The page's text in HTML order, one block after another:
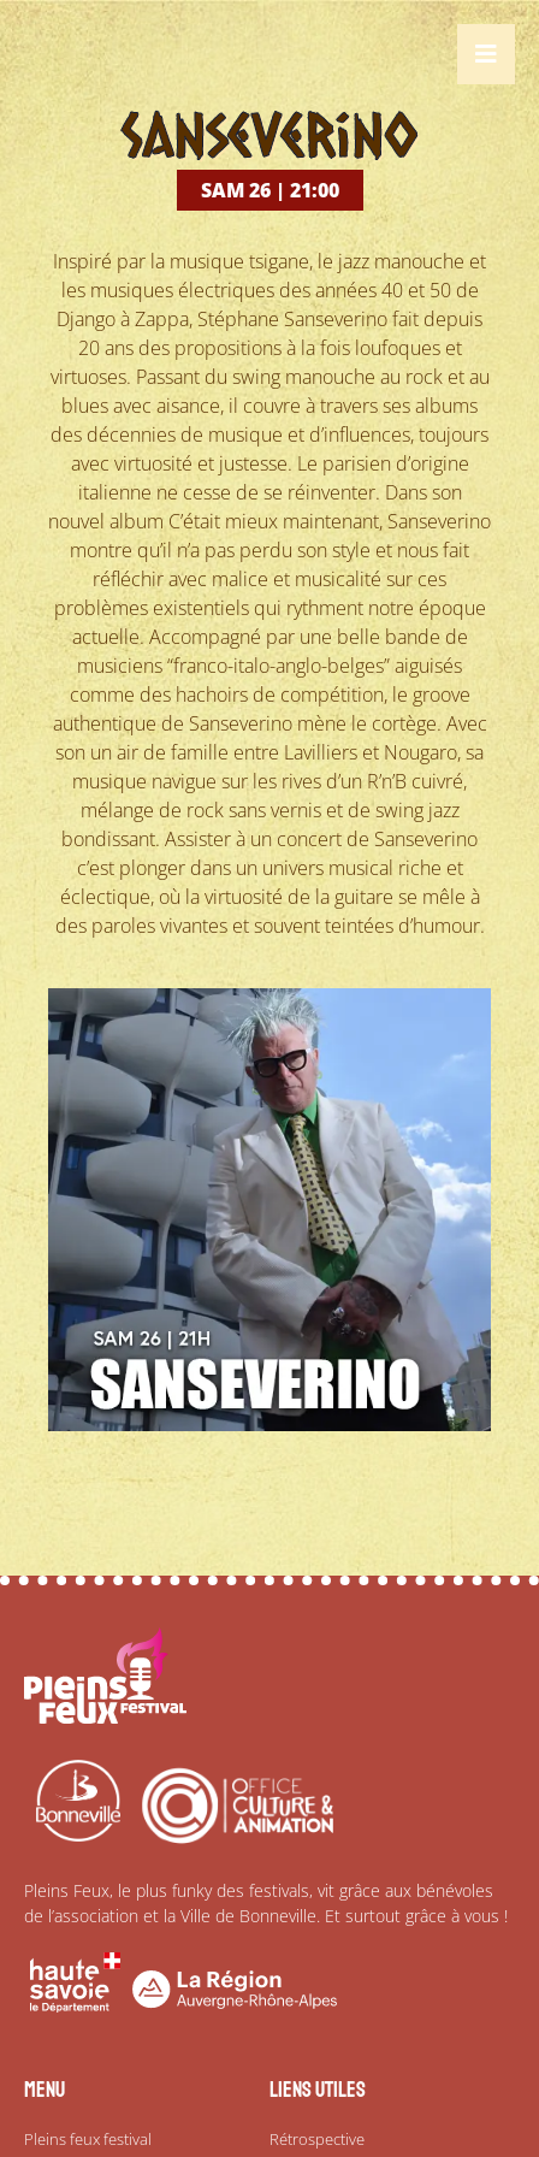
Sanseverino
SAM 26 | 21:00
Inspiré par la musique tsigane, le jazz manouche et
les musiques électriques des années 40 et 50 de
Django à Zappa, Stéphane Sanseverino fait depuis
20 ans des propositions à la fois loufoques et
virtuoses. Passant du swing manouche au rock et au
blues avec aisance, il couvre à travers ses albums
des décennies de musique et d’influences, toujours
avec virtuosité et justesse. Le parisien d’origine
italienne ne cesse de se réinventer. Dans son
nouvel album C’était mieux maintenant, Sanseverino
montre qu’il n’a pas perdu son style et nous fait
réfléchir avec malice et musicalité sur ces
problèmes existentiels qui rythment notre époque
actuelle. Accompagné par une belle bande de
musiciens “franco-italo-anglo-belges” aiguisés
comme des hachoirs de compétition, le groove
authentique de Sanseverino mène le cortège. Avec
son un air de famille entre Lavilliers et Nougaro, sa
musique navigue sur les rives d’un R’n’B cuivré,
mélange de rock sans vernis et de swing jazz
bondissant. Assister à un concert de Sanseverino
c’est plonger dans un univers musical riche et
éclectique, où la virtuosité de la guitare se mêle à
des paroles vivantes et souvent teintées d’humour.
Pleins Feux, le plus funky des festivals, vit grâce aux bénévoles
de l’association et la Ville de Bonneville. Et surtout grâce à vous !
Menu
Pleins feux festival
Liens utiles
Rétrospective